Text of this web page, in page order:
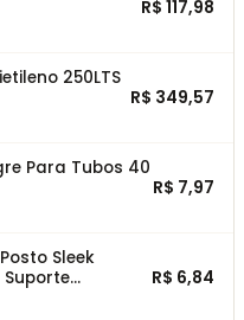
R$ 117,98
250LTS
R$ 349,57
Para Tubos 40
R$ 7,97
Sleek
R$ 6,84